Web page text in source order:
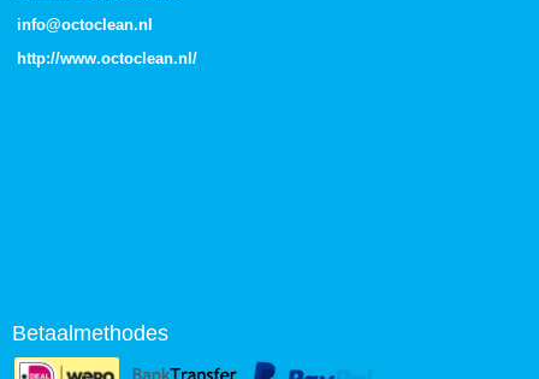
info@octoclean.nl
http://www.octoclean.nl /
Betaalmethodes